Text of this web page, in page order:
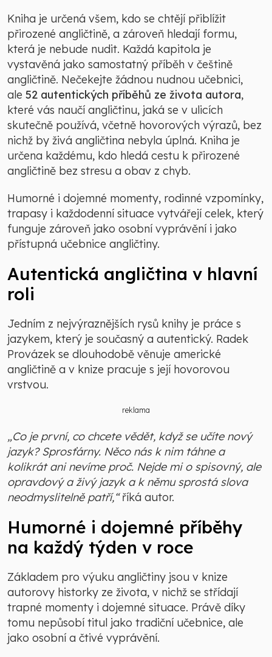
Kniha je určená všem, kdo se chtějí přiblížit
přirozené angličtině, a zároveň hledají formu,
která je nebude nudit. Každá kapitola je
vystavěná jako samostatný příběh v češtině
angličtině. Nečekejte žádnou nudnou učebnici,
ale 52 autentických příběhů ze života autora,
které vás naučí angličtinu, jaká se v ulicích
skutečně používá, včetně hovorových výrazů, bez
nichž by živá angličtina nebyla úplná. Kniha je
určena každému, kdo hledá cestu k přirozené
angličtině bez stresu a obav z chyb.
Humorné i dojemné momenty, rodinné vzpomínky,
trapasy i každodenní situace vytvářejí celek, který
funguje zároveň jako osobní vyprávění i jako
přístupná učebnice angličtiny.
Autentická angličtina v hlavní
roli
Jedním z nejvýraznějších rysů knihy je práce s
jazykem, který je současný a autentický. Radek
Provázek se dlouhodobě věnuje americké
angličtině a v knize pracuje s její hovorovou
vrstvou.
reklama
„Co je první, co chcete vědět, když se učíte nový
jazyk? Sprosťárny. Něco nás k nim táhne a
kolikrát ani nevíme proč. Nejde mi o spisovný, ale
opravdový a živý jazyk a k němu sprostá slova
neodmyslitelně patří,“říká autor.
Humorné i dojemné příběhy
na každý týden v roce
Základem pro výuku angličtiny jsou v knize
autorovy historky ze života, v nichž se střídají
trapné momenty i dojemné situace. Právě díky
tomu nepůsobí titul jako tradiční učebnice, ale
jako osobní a čtivé vyprávění.